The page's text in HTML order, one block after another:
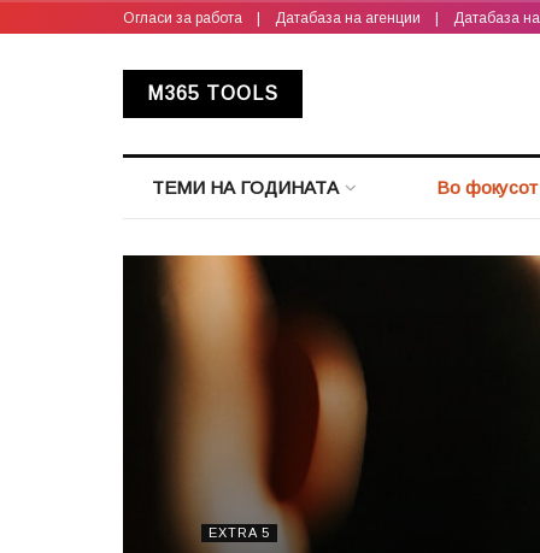
Огласи за работа Датабаза на агенции Датабаза
M365 TOOLS
ТЕМИ НА ГОДИНАТА Во фокусот
EXTRA 5